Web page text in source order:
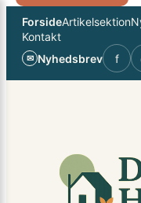
Spring
indhold
ForsideArtikelsektion
Kontakt
✉ Nyhedsbrev f